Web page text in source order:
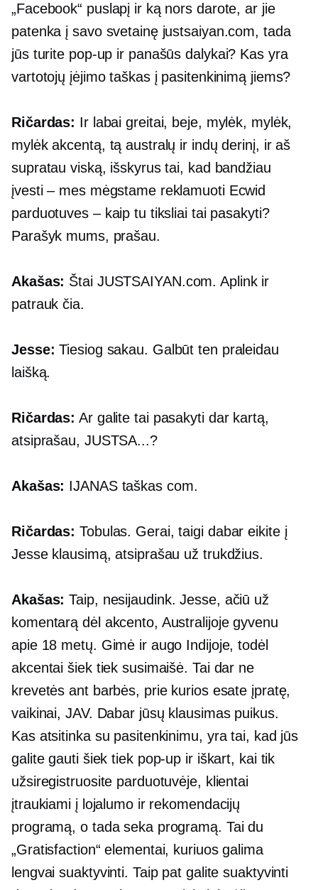
„Facebook“ puslapį ir ką nors darote, ar jie
patenka į savo svetainę justsaiyan.com, tada
jūs turite pop-up ir panašūs dalykai? Kas yra
vartotojų įėjimo taškas į pasitenkinimą jiems?
Ričardas: Ir labai greitai, beje, mylėk, mylėk,
mylėk akcentą, tą australų ir indų derinį, ir aš
supratau viską, išskyrus tai, kad bandžiau
įvesti – mes mėgstame reklamuoti Ecwid
parduotuves – kaip tu tiksliai tai pasakyti?
Parašyk mums, prašau.
Akašas: Štai JUSTSAIYAN.com. Aplink ir
patrauk čia.
Jesse: Tiesiog sakau. Galbūt ten praleidau
laišką.
Ričardas: Ar galite tai pasakyti dar kartą,
atsiprašau, JUSTSA...?
Akašas: IJANAStaškas com.
Ričardas: Tobulas. Gerai, taigi dabar eikite į
Jesse klausimą, atsiprašau už trukdžius.
Akašas: Taip, nesijaudink. Jesse, ačiū už
komentarą dėl akcento, Australijoje gyvenu
apie 18 metų. Gimė ir augo Indijoje, todėl
akcentai šiek tiek susimaišė. Tai dar ne
krevetės ant barbės, prie kurios esate įpratę,
vaikinai, JAV. Dabar jūsų klausimas puikus.
Kas atsitinka su pasitenkinimu, yra tai, kad jūs
galite gauti šiek tiek pop-up ir iškart, kai tik
užsiregistruosite parduotuvėje, klientai
įtraukiami į lojalumo ir rekomendacijų
programą, o tada seka programą. Tai du
„Gratisfaction“ elementai, kuriuos galima
lengvai suaktyvinti. Taip pat galite suaktyvinti